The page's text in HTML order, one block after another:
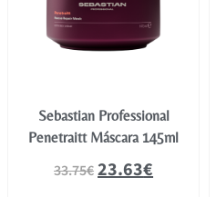
Sebastian Professional
Penetraitt Máscara 145ml
33.75€23.63€